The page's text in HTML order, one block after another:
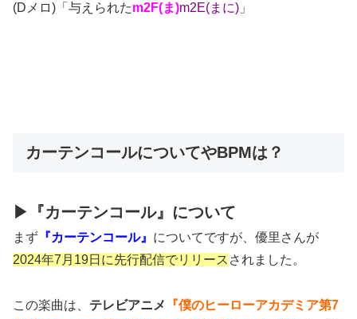
(Dメロ)「与えられたm2F(ま)m2E(まに) 」
カーテンコールについてやBPMは？
▶『カーテンコール』について
まず 『カーテンコール』 についてですが、優里さんが
2024年7月19日に先行配信でリリース されました。
この楽曲は、 テレビアニメ
『僕のヒーローアカデミア第7